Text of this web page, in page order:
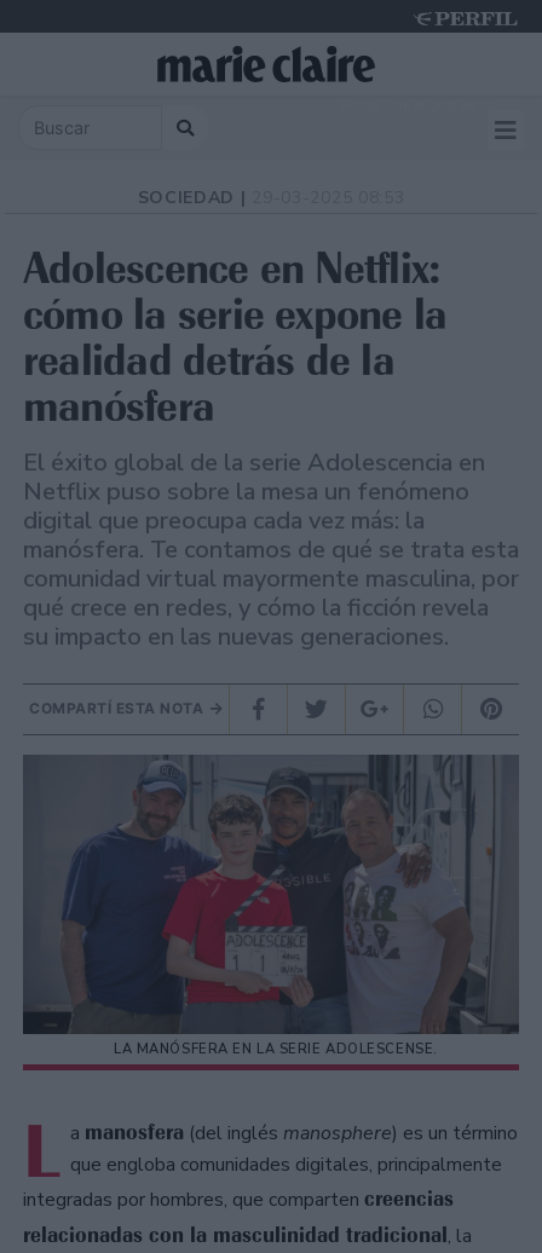
SOCIEDAD |
Adolescence en Netflix:
cómo la serie expone la
realidad detrás de la
manósfera
El éxito global de la serie Adolescencia en
Netflix puso sobre la mesa un fenómeno
digital que preocupa cada vez más: la
manósfera. Te contamos de qué se trata esta
comunidad virtual mayormente masculina, por
qué crece en redes, y cómo la ficción revela
su impacto en las nuevas generaciones.
COMPARTÍ ESTA NOTA
LA MANÓSFERA EN LA SERIE ADOLESCENSE.
L a manosfera (del inglés manosphere) es un término
que engloba comunidades digitales, principalmente
integradas por hombres, que comparten creencias
relacionadas con la masculinidad tradicional, la